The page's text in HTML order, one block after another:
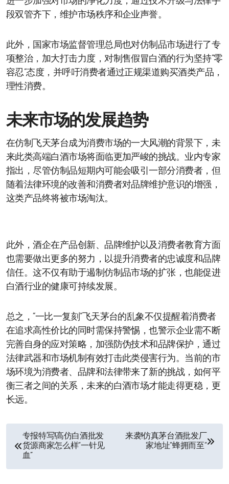
段双管齐下，维护市场秩序和企业声誉。
此外，国家市场监督管理总局也对仿制品市场进行了专
项整治，加大打击力度，对制售假冒白酒的行为坚持“零
容忍”态度，并呼吁消费者通过正规渠道购买酒类产品，
理性消费。
未来市场的发展趋势
在仿制飞天茅台成为消费市场的一大风潮的背景下，未
来此类高端白酒市场将面临更加严峻的挑战。业内专家
指出，尽管仿制品短期内可能会吸引一部分消费者，但
随着法律环境的改善和消费者对品牌维护意识的增强，
这类产品终将被市场淘汰。
此外，酒企在产品创新、品牌维护以及消费者教育方面
也需要做出更多的努力，以提升消费者的忠诚度和品牌
信任。这不仅有助于遏制仿制品市场的扩张，也能促进
白酒行业的健康可持续发展。
总之，“一比一复刻”飞天茅台的乱象不仅提醒着消费者
在追求高性价比的同时需保持警惕，也警示企业需不断
完善自身的应对策略，加强防伪技术和品牌保护，通过
法律武器和市场机制有效打击此类侵害行为。当前的市
场环境为消费者、品牌和法律带来了新的挑战，如何平
衡三者之间的关系，未来的白酒市场才能走得更稳，更
长远。
专报特写!高仿白酒批发
货源商家怎么样“一针见
血”
来袭!仿真茅台酒批发厂
家地址“蜂拥而至”